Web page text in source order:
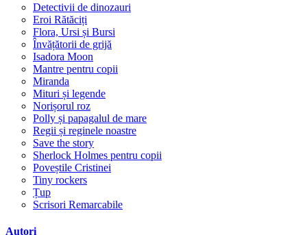
Detectivii de dinozauri
Eroi Rătăciți
Flora, Ursi și Bursi
Învățătorii de grijă
Isadora Moon
Mantre pentru copii
Miranda
Mituri și legende
Norișorul roz
Polly și papagalul de mare
Regii și reginele noastre
Save the story
Sherlock Holmes pentru copii
Poveștile Cristinei
Tiny rockers
Țup
Scrisori Remarcabile
Autori